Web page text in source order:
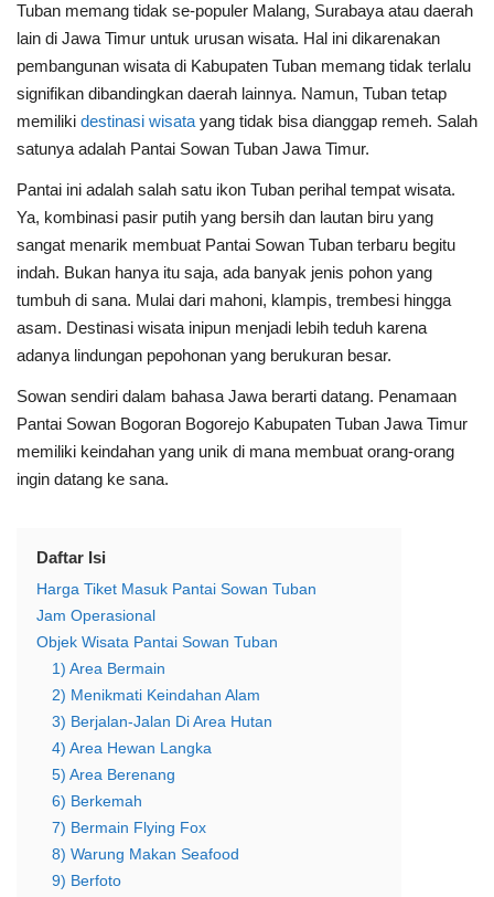
Tuban memang tidak se-populer Malang, Surabaya atau daerah
lain di Jawa Timur untuk urusan wisata. Hal ini dikarenakan
pembangunan wisata di Kabupaten Tuban memang tidak terlalu
signifikan dibandingkan daerah lainnya. Namun, Tuban tetap
memiliki destinasi wisata yang tidak bisa dianggap remeh. Salah
satunya adalah Pantai Sowan Tuban Jawa Timur.
Pantai ini adalah salah satu ikon Tuban perihal tempat wisata.
Ya, kombinasi pasir putih yang bersih dan lautan biru yang
sangat menarik membuat Pantai Sowan Tuban terbaru begitu
indah. Bukan hanya itu saja, ada banyak jenis pohon yang
tumbuh di sana. Mulai dari mahoni, klampis, trembesi hingga
asam. Destinasi wisata inipun menjadi lebih teduh karena
adanya lindungan pepohonan yang berukuran besar.
Sowan sendiri dalam bahasa Jawa berarti datang. Penamaan
Pantai Sowan Bogoran Bogorejo Kabupaten Tuban Jawa Timur
memiliki keindahan yang unik di mana membuat orang-orang
ingin datang ke sana.
Daftar Isi
Harga Tiket Masuk Pantai Sowan Tuban
Jam Operasional
Objek Wisata Pantai Sowan Tuban
1) Area Bermain
2) Menikmati Keindahan Alam
3) Berjalan-Jalan Di Area Hutan
4) Area Hewan Langka
5) Area Berenang
6) Berkemah
7) Bermain Flying Fox
8) Warung Makan Seafood
9) Berfoto